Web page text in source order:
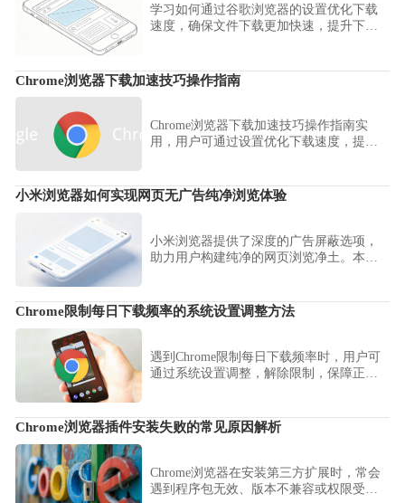
学习如何通过谷歌浏览器的设置优化下载
速度，确保文件下载更加快速，提升下载
Chrome浏览器下载加速技巧操作指南
Chrome浏览器下载加速技巧操作指南实
用，用户可通过设置优化下载速度，提高
小米浏览器如何实现网页无广告纯净浏览体验
小米浏览器提供了深度的广告屏蔽选项，
助力用户构建纯净的网页浏览净土。本文
骚扰，享受宁静的阅读体验。
Chrome限制每日下载频率的系统设置调整方法
遇到Chrome限制每日下载频率时，用户可
通过系统设置调整，解除限制，保障正常
Chrome浏览器插件安装失败的常见原因解析
Chrome浏览器在安装第三方扩展时，常会
遇到程序包无效、版本不兼容或权限受限